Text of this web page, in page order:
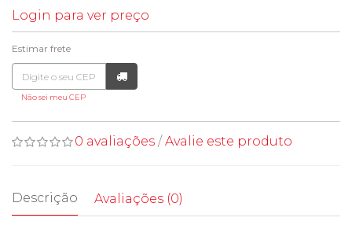
Login para ver preço
Estimar frete
Não sei meu CEP
0 avaliações / Avalie este produto
Descrição Avaliações (0)